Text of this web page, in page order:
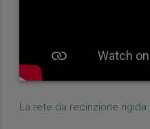
La rete da recinzione rigida